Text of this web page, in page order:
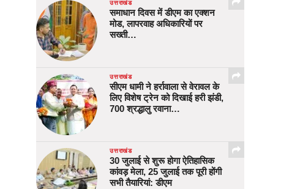
उत्तराखंड
समाधान दिवस में डीएम का एक्शन
मोड, लापरवाह अधिकारियों पर
सख्ती…
उत्तराखंड
सीएम धामी ने हर्रावाला से वेरावल के
लिए विशेष ट्रेन को दिखाई हरी झंडी,
700 श्रद्धालु रवाना…
उत्तराखंड
30 जुलाई से शुरू होगा ऐतिहासिक
कांवड़ मेला, 25 जुलाई तक पूरी होंगी
सभी तैयारियां: डीएम